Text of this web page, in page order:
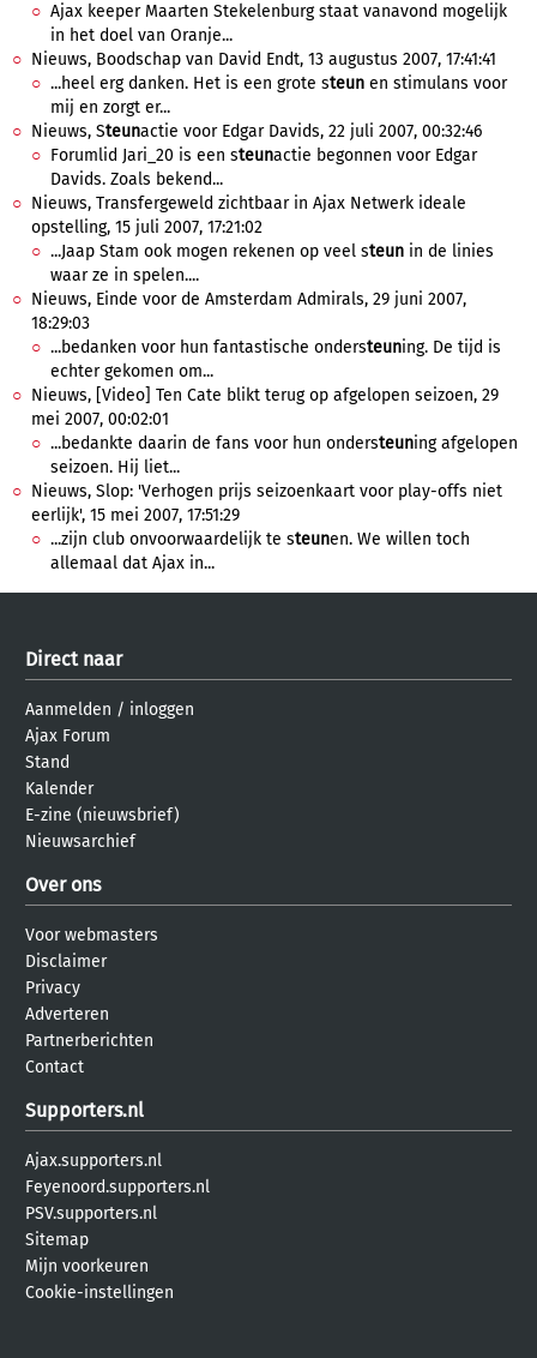
Ajax keeper Maarten Stekelenburg staat vanavond mogelijk
in het doel van Oranje...
Nieuws, Boodschap van David Endt, 13 augustus 2007, 17:41:41
...heel erg danken. Het is een grote steun en stimulans voor
mij en zorgt er...
Nieuws, Steunactie voor Edgar Davids, 22 juli 2007, 00:32:46
Forumlid Jari_20 is een steunactie begonnen voor Edgar
Davids. Zoals bekend...
Nieuws, Transfergeweld zichtbaar in Ajax Netwerk ideale
opstelling, 15 juli 2007, 17:21:02
...Jaap Stam ook mogen rekenen op veel steun in de linies
waar ze in spelen....
Nieuws, Einde voor de Amsterdam Admirals, 29 juni 2007,
18:29:03
...bedanken voor hun fantastische ondersteuning. De tijd is
echter gekomen om...
Nieuws, [Video] Ten Cate blikt terug op afgelopen seizoen, 29
mei 2007, 00:02:01
...bedankte daarin de fans voor hun ondersteuning afgelopen
seizoen. Hij liet...
Nieuws, Slop: 'Verhogen prijs seizoenkaart voor play-offs niet
eerlijk', 15 mei 2007, 17:51:29
...zijn club onvoorwaardelijk te steunen. We willen toch
allemaal dat Ajax in...
Direct naar
Aanmelden / inloggen
Ajax Forum
Stand
Kalender
E-zine (nieuwsbrief)
Nieuwsarchief
Over ons
Voor webmasters
Disclaimer
Privacy
Adverteren
Partnerberichten
Contact
Supporters.nl
Ajax.supporters.nl
Feyenoord.supporters.nl
PSV.supporters.nl
Sitemap
Mijn voorkeuren
Cookie-instellingen